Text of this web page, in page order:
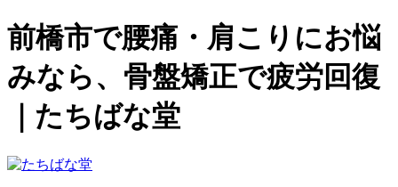
前橋市で腰痛・肩こりにお悩
みなら、骨盤矯正で疲労回復
｜たちばな堂